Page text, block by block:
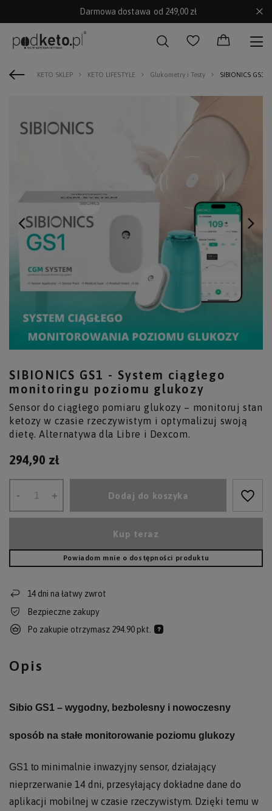
Darmowa dostawa od 249,00 zł
KETO SKLEP KETO LIFESTYLE Glukometry i Testy SIBIONICS GS1
SIBIONICS GS1 - System ciągłego
monitoringu poziomu glukozy
Sensor do ciągłego pomiaru glukozy – monitoruj stan
ketozy w czasie rzeczywistym i optymalizuj swoją
dietę. Alternatywa dla Libre i Dexcom.
294,90 zł
- + Dodaj do koszyka
Kup teraz
Powiadom mnie o dostępności produktu
14 dni na łatwy zwrot
Bezpieczne zakupy
Po zakupie otrzymasz 294.90 pkt.
Opis
Sibio GS1 – wygodny, bezbolesny i nowoczesny
sposób na stałe monitorowanie poziomu glukozy
GS1 to minimalnie inwazyjny sensor, działający
nieprzerwanie 14 dni, przesyłający dokładne dane do
aplikacji mobilnej w czasie rzeczywistym. Dzięki temu w